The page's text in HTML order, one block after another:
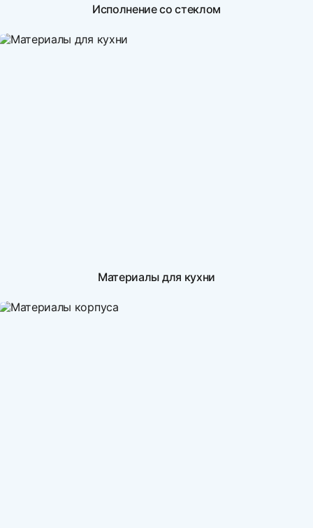
Исполнение со стеклом
Материалы для кухни